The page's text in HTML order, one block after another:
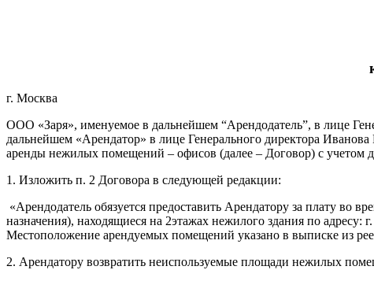
г. Москва
ООО «Заря», именуемое в дальнейшем “Арендодатель”, в лице
дальнейшем «Арендатор» в лице Генерального директора
аренды нежилых помещений – офисов (далее – Договор) с
1. Изложить п. 2 Договора в следующей редакции:
«Арендодатель обязуется предоставить Арендатору за плату
назначения), находящиеся на 2этажах нежилого здания по
Местоположение арендуемых помещений указано в выписке из
2. Арендатору возвратить неиспользуемые площади нежилых